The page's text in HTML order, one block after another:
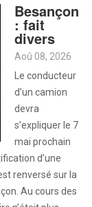
Besançon
: fait
divers
Aoû 08, 2026
Le conducteur
d’un camion
devra
s’expliquer le 7
mai prochain
d’une
renversé sur la
Au cours des